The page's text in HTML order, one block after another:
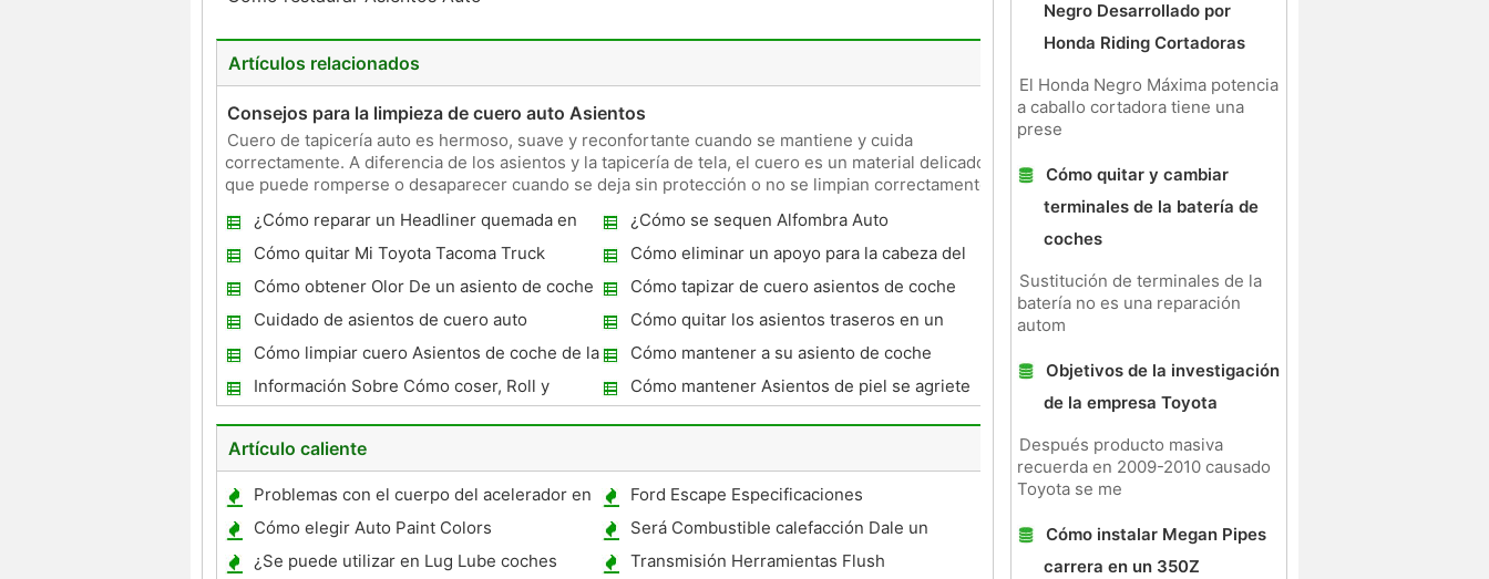
Artículos relacionados
Consejos para la limpieza de cuero auto Asientos
Cuero de tapicería auto es hermoso, suave y reconfortante cuando se mantiene y cuida
correctamente. A diferencia de los asientos y la tapicería de tela, el cuero es un material delicado
que puede romperse o desaparecer cuando se deja sin protección o no se limpian correctamente.
¿Cómo reparar un Headliner quemada en
un automóvil
¿Cómo se sequen Alfombra Auto
Cómo quitar Mi Toyota Tacoma Truck
Asientos para acceder a las alfombras
Cómo eliminar un apoyo para la cabeza del
Mustang 1995
Cómo obtener Olor De un asiento de coche
Cómo tapizar de cuero asientos de coche
Cuidado de asientos de cuero auto
Cómo quitar los asientos traseros en un
Subaru Forester
Cómo limpiar cuero Asientos de coche de la
suciedad del neumático
Cómo mantener a su asiento de coche
fresco en verano
Información Sobre Cómo coser, Roll y
plisado en Asientos Auto
Cómo mantener Asientos de piel se agriete
Artículo caliente
Problemas con el cuerpo del acelerador en
el Chevy 8.1 L V8
Ford Escape Especificaciones
Cómo elegir Auto Paint Colors
Será Combustible calefacción Dale un
mayor rendimiento ?
¿Se puede utilizar en Lug Lube coches
Transmisión Herramientas Flush
Negro Desarrollado por
Honda Riding Cortadoras
El Honda Negro Máxima potencia
a caballo cortadora tiene una
prese
Cómo quitar y cambiar
terminales de la batería de
coches
Sustitución de terminales de la
batería no es una reparación
autom
Objetivos de la investigación
de la empresa Toyota
Después producto masiva
recuerda en 2009-2010 causado
Toyota se me
Cómo instalar Megan Pipes
carrera en un 350Z